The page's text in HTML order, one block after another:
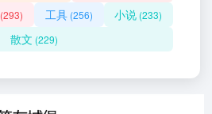
(293) 工具(256) 小说 (233)
散文 (229)